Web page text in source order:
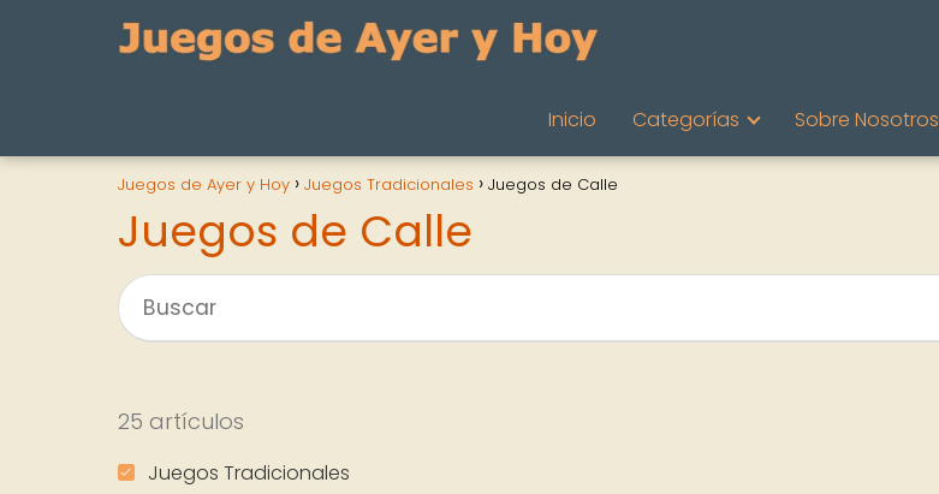
Inicio Categorías Sobre Nosotros
Juegos de Ayer y Hoy Juegos Tradicionales Juegos de Calle
Juegos de Calle
25 artículos
Juegos Tradicionales